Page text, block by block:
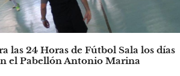
las 24 Horas de Fútbol Sala los días
el Pabellón Antonio Marina